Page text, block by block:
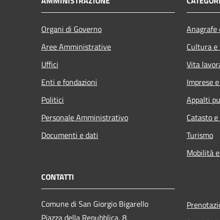
Organi di Governo
Aree Amministrative
Uffici
Enti e fondazioni
Politici
Personale Amministrativo
Documenti e dati
Cultura
Vita
Imprese
Appalti
Catasto
Turismo
Mobilità
CONTATTI
Comune di San Giorgio Bigarello
Piazza della Repubblica, 8